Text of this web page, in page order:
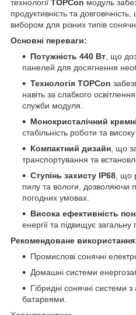
технології TOPCon модуль
продуктивність та
вибором для різних типів
Основні переваги:
Потужність 440 Вт , що
панелей для досягнення
Технологія TOPCon
навіть за слабкого
служби модуля.
Монокристалічний
стабільність роботи та
Компактний дизайн , що
транспортування та
Ступінь захисту IP68 , що
пилу та вологи, дозволяючи
погодних умовах.
Висока ефективність
енергії та підвищує загальну
Рекомендоване
Промислові сонячні
Домашні системи
Гібридні сонячні системи
батареями.